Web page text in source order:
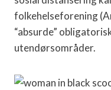
folkehelseforening
“absurde”
utendørsområder.